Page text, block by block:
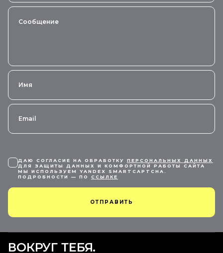
ДАЮ СОГЛАСИЕ НА ОБРАБОТКУ ПЕРСОНАЛЬНЫХ ДАННЫХ
ДЛЯ ЗАЩИТЫ ДАННЫХ И КОМФОРТНОЙ РАБОТЫ САЙТА
МЫ ИСПОЛЬЗУЕМ YANDEX SMARTCAPTCHA.
ПОДРОБНОСТИ — ПО ССЫЛКЕ
ОТПРАВИТЬ
ВОКРУГ ТЕБЯ.